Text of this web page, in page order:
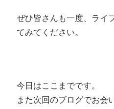
ぜひ皆さんも一度、ライ
てみてください。
今日はここまでです。
また次回のブログでお会